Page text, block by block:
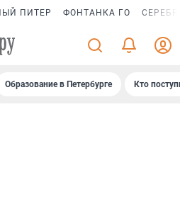
ПИТЕР ФОНТАНКА ГО
Образование в Петербурге Кто